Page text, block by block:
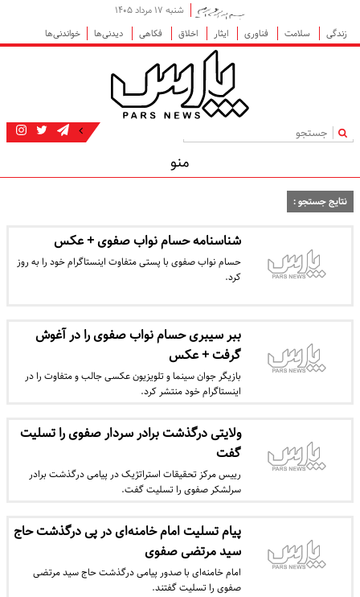
شنبه ۱۷ مرداد ۱۴۰۵
زندگی
سلامت فناوری ایثار اخلاق فکاهی دیدنی‌ها خواندنی‌ها
|
منو
نتایج جستجو :
شناسنامه حسام نواب صفوی + عکس
حسام نواب صفوی با پستی متفاوت اینستاگرام خود را به روز
کرد.
ببر سیبری حسام نواب صفوی را در آغوش
گرفت + عکس
بازیگر جوان سینما و تلویزیون عکسی جالب و متفاوت را در
اینستاگرام خود منتشر کرد.
ولایتی درگذشت برادر سردار صفوی را تسلیت
گفت
رییس مرکز تحقیقات استراتژیک در پیامی درگذشت برادر
سرلشکر صفوی را تسلیت گفت.
پیام تسلیت امام خامنه‌ای در پی درگذشت حاج
سید مرتضی صفوی
امام خامنه‌ای با صدور پیامی درگذشت حاج سید مرتضی
صفوی را تسلیت گفتند.